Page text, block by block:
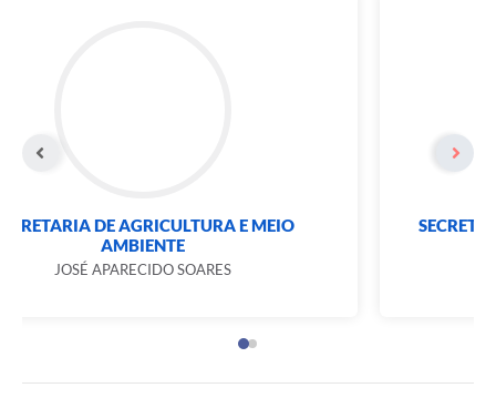
SECRETARIA DE AGRICULTURA E MEIO
JOSÉ APARECIDO SOARES